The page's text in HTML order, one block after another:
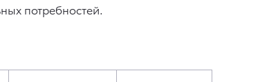
потребностей.